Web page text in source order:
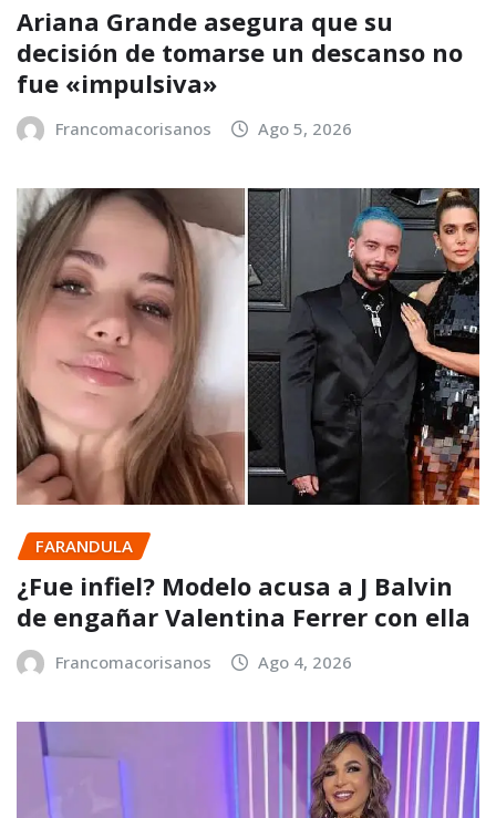
Ariana Grande asegura que su
decisión de tomarse un descanso no
fue «impulsiva»
Francomacorisanos Ago 5, 2026
FARANDULA
¿Fue infiel? Modelo acusa a J Balvin
de engañar Valentina Ferrer con ella
Francomacorisanos Ago 4, 2026